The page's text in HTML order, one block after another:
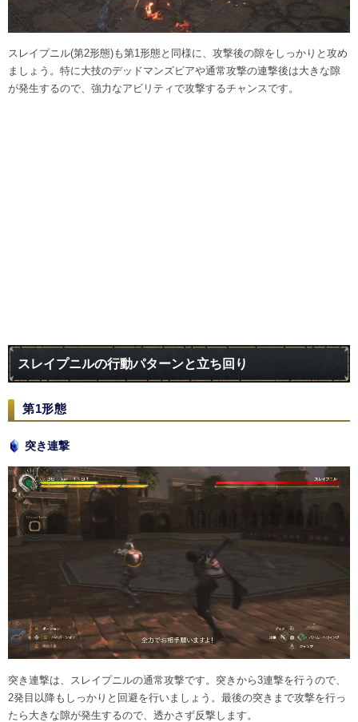
スレイプニル(第2形態)も第1形態と同様に、攻撃後の隙をしっかりと攻め
ましょう。特に大技のデッドマンズビアや通常攻撃の連撃後は大きな隙
が発生するので、強力なアビリティで攻撃するチャンスです。
スレイプニルの行動パターンと立ち回り
第1形態
突き連撃
突き連撃は、スレイプニルの通常攻撃です。突きから3連撃を行うので、
2発目以降もしっかりと回避を行いましょう。最後の突きまで攻撃を行っ
たら大きな隙が発生するので、透かさず反撃します。